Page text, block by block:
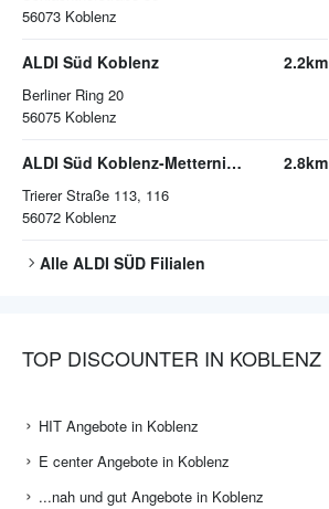
56073 Koblenz
ALDI Süd Koblenz
Berliner Ring 20
56075 Koblenz
2.2km
ALDI Süd Koblenz-Metternich
Trierer Straße 113, 116
56072 Koblenz
2.8km
Alle ALDI SÜD Filialen
TOP DISCOUNTER IN KOBLENZ
HIT Angebote in Koblenz
E center Angebote in Koblenz
...nah und gut Angebote in Koblenz